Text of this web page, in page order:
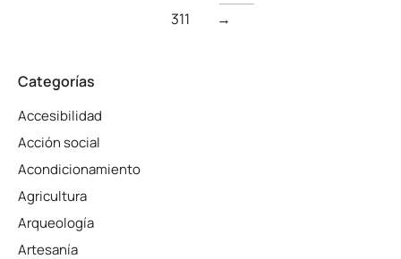
311
→
Categorías
Accesibilidad
Acción social
Acondicionamiento
Agricultura
Arqueología
Artesanía